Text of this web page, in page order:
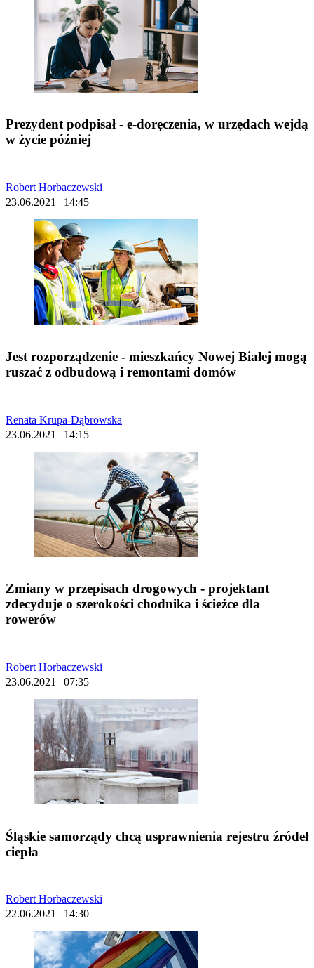
Prezydent podpisał - e-doręczenia, w urzędach wejdą
w życie później
Robert Horbaczewski
23.06.2021 | 14:45
Jest rozporządzenie - mieszkańcy Nowej Białej mogą
ruszać z odbudową i remontami domów
Renata Krupa-Dąbrowska
23.06.2021 | 14:15
Zmiany w przepisach drogowych - projektant
zdecyduje o szerokości chodnika i ścieżce dla
rowerów
Robert Horbaczewski
23.06.2021 | 07:35
Śląskie samorządy chcą usprawnienia rejestru źródeł
ciepła
Robert Horbaczewski
22.06.2021 | 14:30